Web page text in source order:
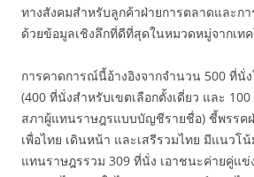
ทางสังคมสำหรับลูกค้าฝ่ายการตลาดและก
ด้วยข้อมูลเชิงลึกที่ดีที่สุดในหมวดหมู่จากเท
การคาดการณ์นี้อ้างอิงจากจำนวน 500 ที่นั่
(400 ที่นั่งสำหรับเขตเลือกตั้งเดี่ยว และ
สภาผู้แทนราษฎรแบบบัญชีรายชื่อ) ชี้พรรค
เพื่อไทย เดินหน้า และเสรีรวมไทย มีแนวโ
แทนราษฎรรวม 309 ที่นั่ง เอาชนะค่ายคู่แข่